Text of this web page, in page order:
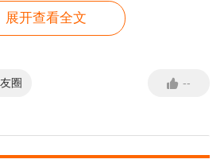
场合作，重新引入跨境业务。
展开查看全文
圈 --